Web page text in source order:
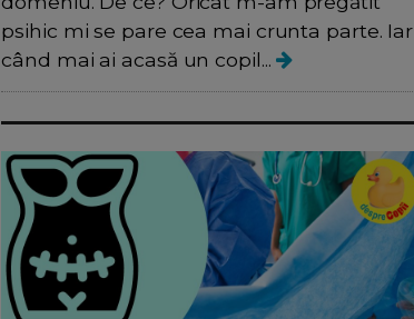
psihic mi se pare cea mai crunta parte. Iar
când mai ai acasă un copil...